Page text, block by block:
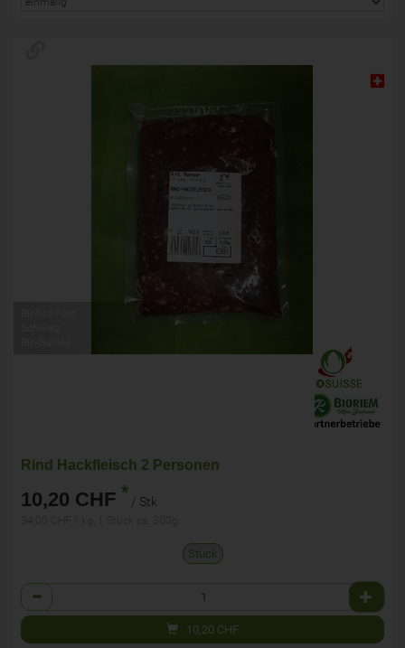
Rind Hackfleisch 2 Personen
10,20 CHF * / Stk
Stück
Anzahl
10,20 CHF